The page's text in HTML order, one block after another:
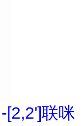
[2,2']联咪